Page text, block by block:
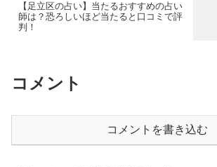
【足立区の占い】当たるおすすめの占い
師は？恐ろしいほど当たると口コミで評
判！
コメント
コメントを書き込む